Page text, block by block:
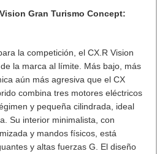
Gran Turismo Concept:
la competición, el CX.R Vision
la marca al límite. Más bajo, más
aún más agresiva que el CX
combina tres motores eléctricos
y pequeña cilindrada, ideal
Su interior minimalista, con
y mandos físicos, está
y altas fuerzas G. El diseño